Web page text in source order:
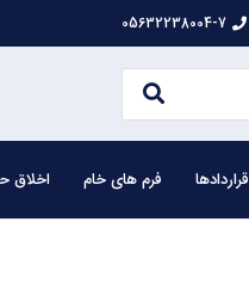
05632238004-7
قراردادها فرم های خام اخلاق